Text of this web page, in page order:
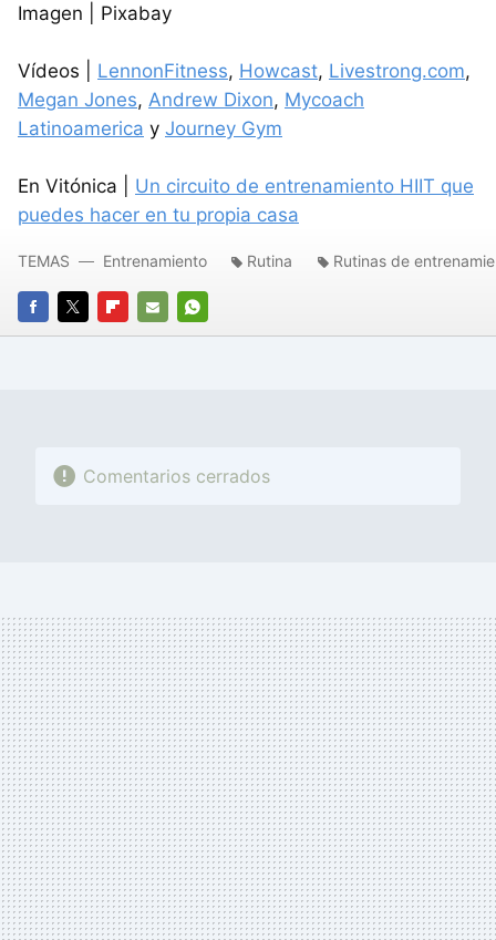
Imagen | Pixabay
Vídeos | LennonFitness, Howcast, Livestrong.com,
Megan Jones, Andrew Dixon, Mycoach
Latinoamerica y Journey Gym
En Vitónica | Un circuito de entrenamiento HIIT que
puedes hacer en tu propia casa
FACEBOOK
TWITTERFLIPBOARD
E-
WHATSAPP
TEMAS Entrenamiento Rutina Rutinas de
Comentarios cerrados